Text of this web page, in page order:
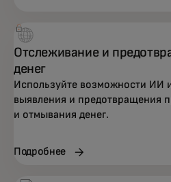
Отслеживание и
денег
Используйте возможности ИИ
выявления и предотвращения
и отмывания денег.
Подробнее